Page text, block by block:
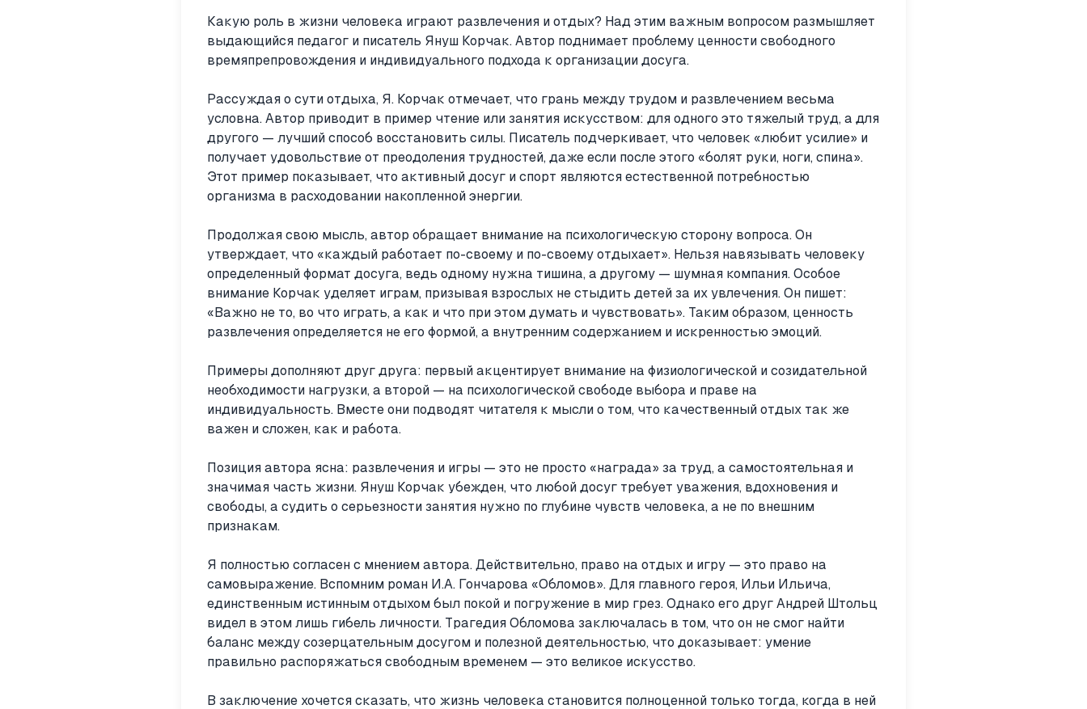
Какую роль в жизни человека играют развлечения и отдых? Над этим важным вопросом размышляет
выдающийся педагог и писатель Януш Корчак. Автор поднимает проблему ценности свободного
времяпрепровождения и индивидуального подхода к организации досуга.
Рассуждая о сути отдыха, Я. Корчак отмечает, что грань между трудом и развлечением весьма
условна. Автор приводит в пример чтение или занятия искусством: для одного это тяжелый труд, а для
другого — лучший способ восстановить силы. Писатель подчеркивает, что человек «любит усилие» и
получает удовольствие от преодоления трудностей, даже если после этого «болят руки, ноги, спина».
Этот пример показывает, что активный досуг и спорт являются естественной потребностью
организма в расходовании накопленной энергии.
Продолжая свою мысль, автор обращает внимание на психологическую сторону вопроса. Он
утверждает, что «каждый работает по-своему и по-своему отдыхает». Нельзя навязывать человеку
определенный формат досуга, ведь одному нужна тишина, а другому — шумная компания. Особое
внимание Корчак уделяет играм, призывая взрослых не стыдить детей за их увлечения. Он пишет:
«Важно не то, во что играть, а как и что при этом думать и чувствовать». Таким образом, ценность
развлечения определяется не его формой, а внутренним содержанием и искренностью эмоций.
Примеры дополняют друг друга: первый акцентирует внимание на физиологической и созидательной
необходимости нагрузки, а второй — на психологической свободе выбора и праве на
индивидуальность. Вместе они подводят читателя к мысли о том, что качественный отдых так же
важен и сложен, как и работа.
Позиция автора ясна: развлечения и игры — это не просто «награда» за труд, а самостоятельная и
значимая часть жизни. Януш Корчак убежден, что любой досуг требует уважения, вдохновения и
свободы, а судить о серьезности занятия нужно по глубине чувств человека, а не по внешним
признакам.
Я полностью согласен с мнением автора. Действительно, право на отдых и игру — это право на
самовыражение. Вспомним роман И.А. Гончарова «Обломов». Для главного героя, Ильи Ильича,
единственным истинным отдыхом был покой и погружение в мир грез. Однако его друг Андрей Штольц
видел в этом лишь гибель личности. Трагедия Обломова заключалась в том, что он не смог найти
баланс между созерцательным досугом и полезной деятельностью, что доказывает: умение
правильно распоряжаться свободным временем — это великое искусство.
В заключение хочется сказать, что жизнь человека становится полноценной только тогда, когда в ней